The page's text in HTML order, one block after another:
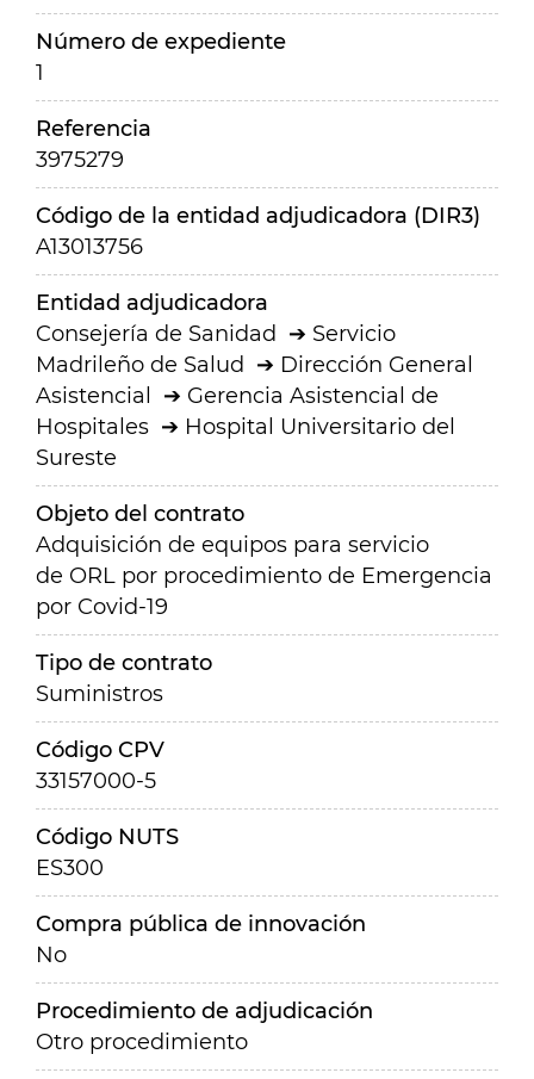
Número de expediente
1
Referencia
3975279
Código de la entidad adjudicadora (DIR3)
A13013756
Entidad adjudicadora
Consejería de Sanidad
Servicio
Madrileño de Salud
Dirección General
Asistencial
Gerencia Asistencial de
Hospitales
Hospital Universitario del
Sureste
Objeto del contrato
Adquisición de equipos para servicio
de ORL por procedimiento de Emergencia
por Covid-19
Tipo de contrato
Suministros
Código CPV
33157000-5
Código NUTS
ES300
Compra pública de innovación
No
Procedimiento de adjudicación
Otro procedimiento